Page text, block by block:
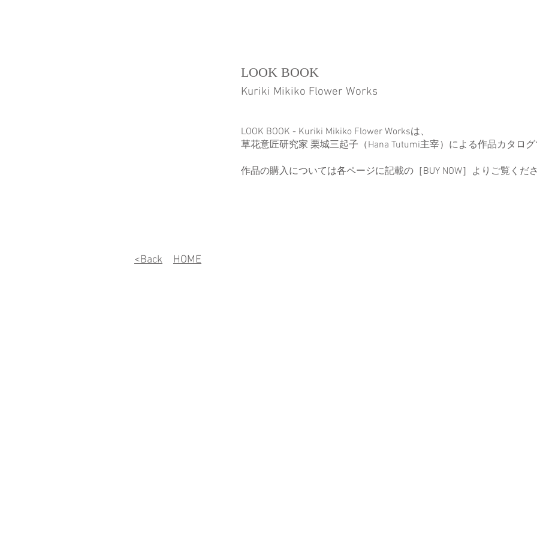
LOOK BOOK
Kuriki Mikiko Flower Works
LOOK BOOK - Kuriki Mikiko Flower Worksは、
草花意匠研究家 栗城三起子（Hana Tutumi主宰）による作品カタログ
作品の購入については各ページに記載の［BUY NOW］よりご覧くださ
<Back HOME